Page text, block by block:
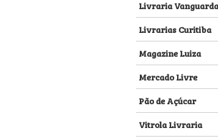
Livraria Vanguarda
Livrarias Curitiba
Magazine Luiza
Mercado Livre
Pão de Açúcar
Vitrola Livraria